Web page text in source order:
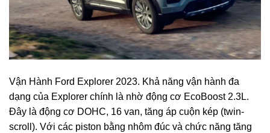
Vận Hành Ford Explorer 2023. Khả năng vận hành đa
dạng của Explorer chính là nhờ động cơ EcoBoost 2.3L.
Đây là động cơ DOHC, 16 van, tăng áp cuộn kép (twin-
scroll). Với các piston bằng nhôm đúc và chức năng tăng